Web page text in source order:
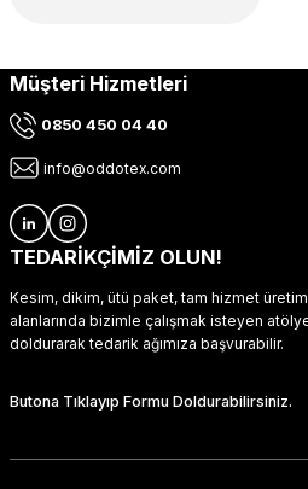
Müşteri Hizmetleri
0850 450 04 40
info@oddotex.com
TEDARİKÇİMİZ OLUN!
Kesim, dikim, ütü paket, tam hizmet
alanlarında bizimle çalışmak isteyen
doldurarak tedarik ağımıza başvurabilir.
Butona Tıklayıp Formu Doldurabilirsiniz.